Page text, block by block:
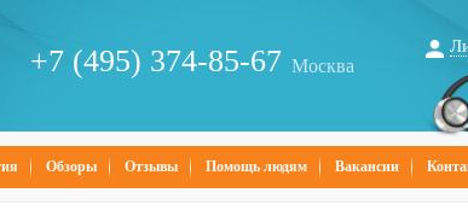
+7 (495) 374-85-67 Москва
Обзоры Отзывы Помощь людям Вакансии